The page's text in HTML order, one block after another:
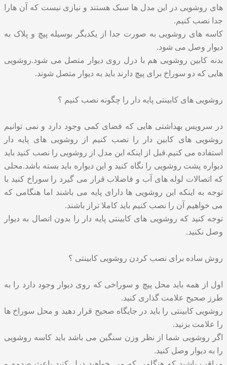
های روشویی در این مدل ها سبک هستند و نیازی نیست که آن هارا
جدا نصب کنیم.
کاسه های روشویی به صورت جدا از یکدیگر بوسیله پیچ و پلاک به
دیوار وصل می شود.
بدنه کابین روشویی هم با درل روی دیوار متصل می شود.روشویی
هایی که دو سوراخ برای پیچ دارند باید به دیوار متصل شوند.
روشویی های کابینتی پایه دار را چگونه نصب کنیم ؟
در سرویس بهداشتی هایی که فضای کمی وجود دارد و نمی توانیم
روشویی های کابین دار را نصب کنیم از روشویی های پایه دار
استفاده می کنیم.قبل از اینکه این مدل از روشویی را نصب کنید باید
دیواره پشت روشویی را نگاه کنید و این دیواره باید بسته باشد.محلی
که اتصالات لوله های آب و فاضلاب قرار می گیرد را سوراخ کنید با
توجه به اینکه این روشویی ها دارای پایه می باشند اما هنگامی که
می خواهیم آن را نصب کنیم باید کاملا تراز باشند.
توجه کنید که روشویی های کابینتی پایه دار را بدون اتصال به دیوار
وصل نکنید.
روش ساده برای نصب کردن روشویی کابینتی ؟
اول از همه باید محل پیچ و سوراخی که روی دیوار وجود دارد را به
طرز صحیح علامت گذاری کنید.
روشویی کابینتی را باید در جایگاه صحیح قرار دهید و محل سوراخ ها
را علامت بزنید.
اگر روشویی شما از نظر وزن سنگین می باشد باید کاسه روشویی
را به دیوار وصل کنید.